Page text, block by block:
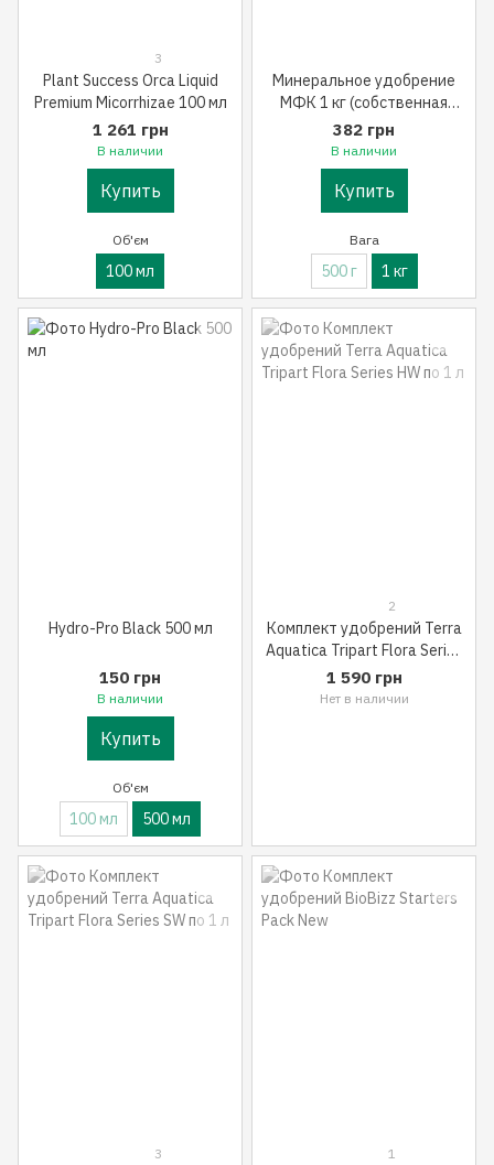
3
Plant Success Orca Liquid
Premium Micorrhizae 100 мл
1 261 грн
В наличии
Купить
Об'єм
100 мл
Минеральное удобрение
МФК 1 кг (собственная
фасовка)
382 грн
В наличии
Купить
Вага
500 г 1 кг
Hydro-Pro Black 500 мл
150 грн
В наличии
Купить
Об'єм
100 мл 500 мл
2
Комплект удобрений Terra
Aquatica Tripart Flora Series
HW по 1 л
1 590 грн
Нет в наличии
3 1